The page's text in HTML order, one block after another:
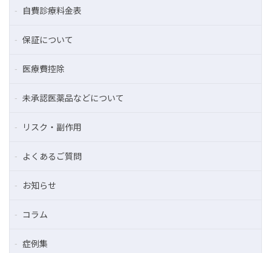
自費診療料金表
保証について
医療費控除
未承認医薬品などについて
リスク・副作用
よくあるご質問
お知らせ
コラム
症例集